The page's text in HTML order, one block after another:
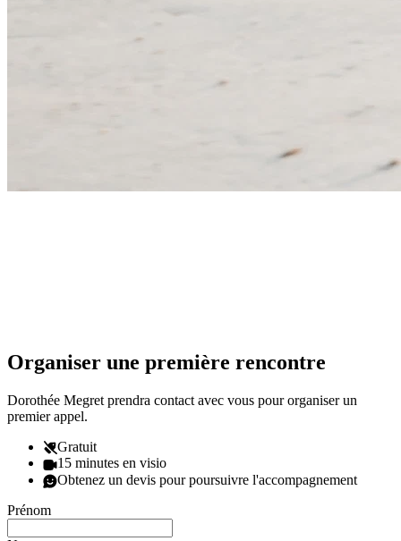
Organiser une première rencontre
Dorothée Megret prendra contact avec vous pour organiser un
premier appel.
Gratuit
15 minutes en visio
Obtenez un devis pour poursuivre l'accompagnement
Prénom